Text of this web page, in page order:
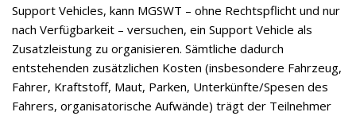
Support Vehicles, kann MGSWT – ohne Rechtspflicht und nur
nach Verfügbarkeit – versuchen, ein Support Vehicle als
Zusatzleistung zu organisieren. Sämtliche dadurch
entstehenden zusätzlichen Kosten (insbesondere Fahrzeug,
Fahrer, Kraftstoff, Maut, Parken, Unterkünfte/Spesen des
Fahrers, organisatorische Aufwände) trägt der Teilnehmer